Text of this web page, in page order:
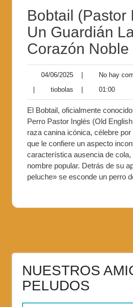
Bobtail (Pastor
Un Guardián
Corazón Noble
04/06/2025
No hay
tiobolas 01:00
El Bobtail, oficialmente
Perro Pastor Inglés (Old
raza canina icónica, célebre
que le confiere un aspecto
característica ausencia de cola,
nombre popular. Detrás de su
peluche» se esconde un perro
NUESTROS
PELUDOS